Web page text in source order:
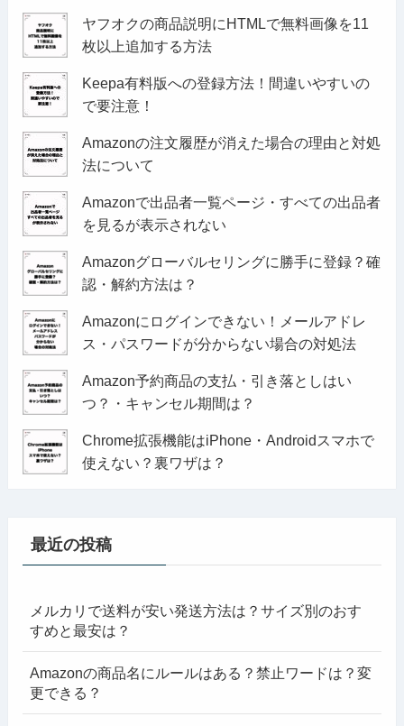
ヤフオクの商品説明にHTMLで無料画像を11
枚以上追加する方法
Keepa有料版への登録方法！間違いやすいの
で要注意！
Amazonの注文履歴が消えた場合の理由と対処
法について
Amazonで出品者一覧ページ・すべての出品者
を見るが表示されない
Amazonグローバルセリングに勝手に登録？確
認・解約方法は？
Amazonにログインできない！メールアドレ
ス・パスワードが分からない場合の対処法
Amazon予約商品の支払・引き落としはい
つ？・キャンセル期間は？
Chrome拡張機能はiPhone・Androidスマホで
使えない？裏ワザは？
最近の投稿
メルカリで送料が安い発送方法は？サイズ別のおす
すめと最安は？
Amazonの商品名にルールはある？禁止ワードは？変
更できる？